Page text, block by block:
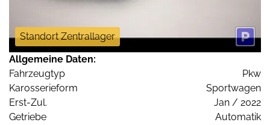
Standort Zentrallager
Allgemeine Daten:
Fahrzeugtyp
Pkw
Karosserieform
Sportwagen
Erst-Zul.
Jan / 2022
Getriebe
Automatik